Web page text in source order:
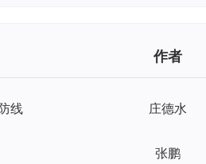
作者
线 庄德水
张鹏